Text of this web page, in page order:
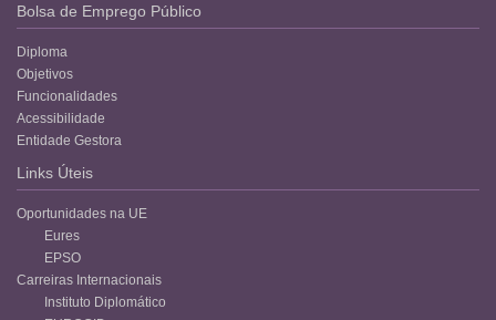
Bolsa de Emprego Público
Diploma
Objetivos
Funcionalidades
Acessibilidade
Entidade Gestora
Links Úteis
Oportunidades na UE
Eures
EPSO
Carreiras Internacionais
Instituto Diplomático